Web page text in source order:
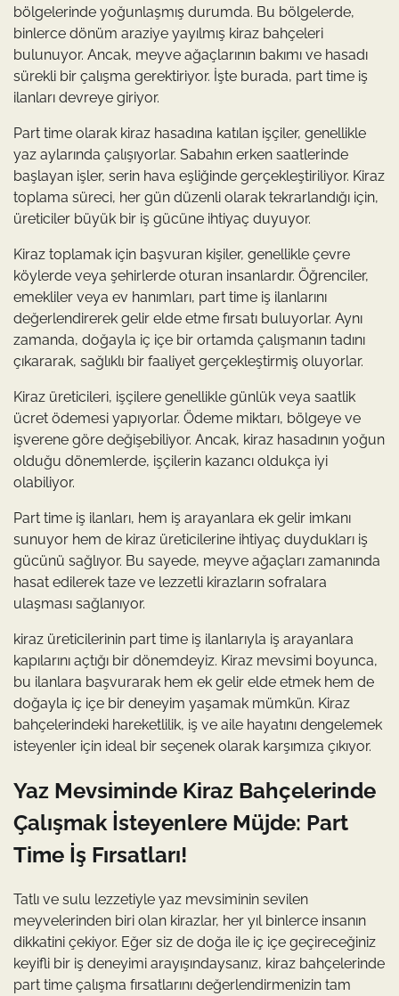
bölgelerinde yoğunlaşmış durumda. Bu bölgelerde,
binlerce dönüm araziye yayılmış kiraz bahçeleri
bulunuyor. Ancak, meyve ağaçlarının bakımı ve hasadı
sürekli bir çalışma gerektiriyor. İşte burada, part time iş
ilanları devreye giriyor.
Part time olarak kiraz hasadına katılan işçiler, genellikle
yaz aylarında çalışıyorlar. Sabahın erken saatlerinde
başlayan işler, serin hava eşliğinde gerçekleştiriliyor. Kiraz
toplama süreci, her gün düzenli olarak tekrarlandığı için,
üreticiler büyük bir iş gücüne ihtiyaç duyuyor.
Kiraz toplamak için başvuran kişiler, genellikle çevre
köylerde veya şehirlerde oturan insanlardır. Öğrenciler,
emekliler veya ev hanımları, part time iş ilanlarını
değerlendirerek gelir elde etme fırsatı buluyorlar. Aynı
zamanda, doğayla iç içe bir ortamda çalışmanın tadını
çıkararak, sağlıklı bir faaliyet gerçekleştirmiş oluyorlar.
Kiraz üreticileri, işçilere genellikle günlük veya saatlik
ücret ödemesi yapıyorlar. Ödeme miktarı, bölgeye ve
işverene göre değişebiliyor. Ancak, kiraz hasadının yoğun
olduğu dönemlerde, işçilerin kazancı oldukça iyi
olabiliyor.
Part time iş ilanları, hem iş arayanlara ek gelir imkanı
sunuyor hem de kiraz üreticilerine ihtiyaç duydukları iş
gücünü sağlıyor. Bu sayede, meyve ağaçları zamanında
hasat edilerek taze ve lezzetli kirazların sofralara
ulaşması sağlanıyor.
kiraz üreticilerinin part time iş ilanlarıyla iş arayanlara
kapılarını açtığı bir dönemdeyiz. Kiraz mevsimi boyunca,
bu ilanlara başvurarak hem ek gelir elde etmek hem de
doğayla iç içe bir deneyim yaşamak mümkün. Kiraz
bahçelerindeki hareketlilik, iş ve aile hayatını dengelemek
isteyenler için ideal bir seçenek olarak karşımıza çıkıyor.
Yaz Mevsiminde Kiraz Bahçelerinde
Çalışmak İsteyenlere Müjde: Part
Time İş Fırsatları!
Tatlı ve sulu lezzetiyle yaz mevsiminin sevilen
meyvelerinden biri olan kirazlar, her yıl binlerce insanın
dikkatini çekiyor. Eğer siz de doğa ile iç içe geçireceğiniz
keyifli bir iş deneyimi arayışındaysanız, kiraz bahçelerinde
part time çalışma fırsatlarını değerlendirmenizin tam